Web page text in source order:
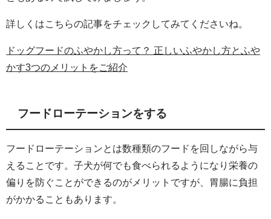
詳しくはこちらの記事をチェックしてみてくださいね。
ドッグフードのふやかし方って？ 正しいふやかし方とふや
かす3つのメリットをご紹介
フードローテーションをする
フードローテーションとは数種類のフードを回しながら与
えることです。子犬が何でも食べられるようになり栄養の
偏りを防ぐことができるのがメリットですが、胃腸に負担
がかかることもあります。